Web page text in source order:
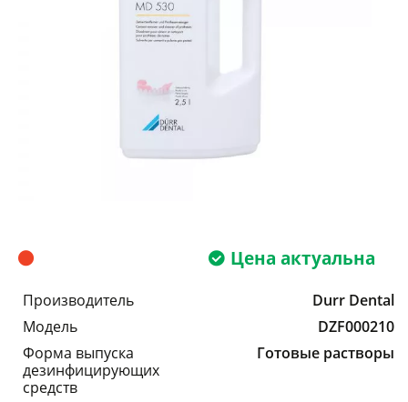
Цена актуальна
Производитель
Durr Dental
Модель
DZF000210
Форма выпуска
дезинфицирующих
средств
Готовые растворы